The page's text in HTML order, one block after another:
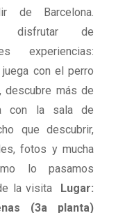
de Barcelona.
disfrutar de
experiencias:
con el perro
descubre más de
con la sala de
que descubrir,
fotos y mucha
lo pasamos
la visita Lugar:
(3a planta)